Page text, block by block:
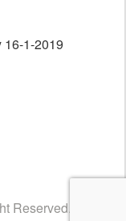
16-1-2019
Reserved.